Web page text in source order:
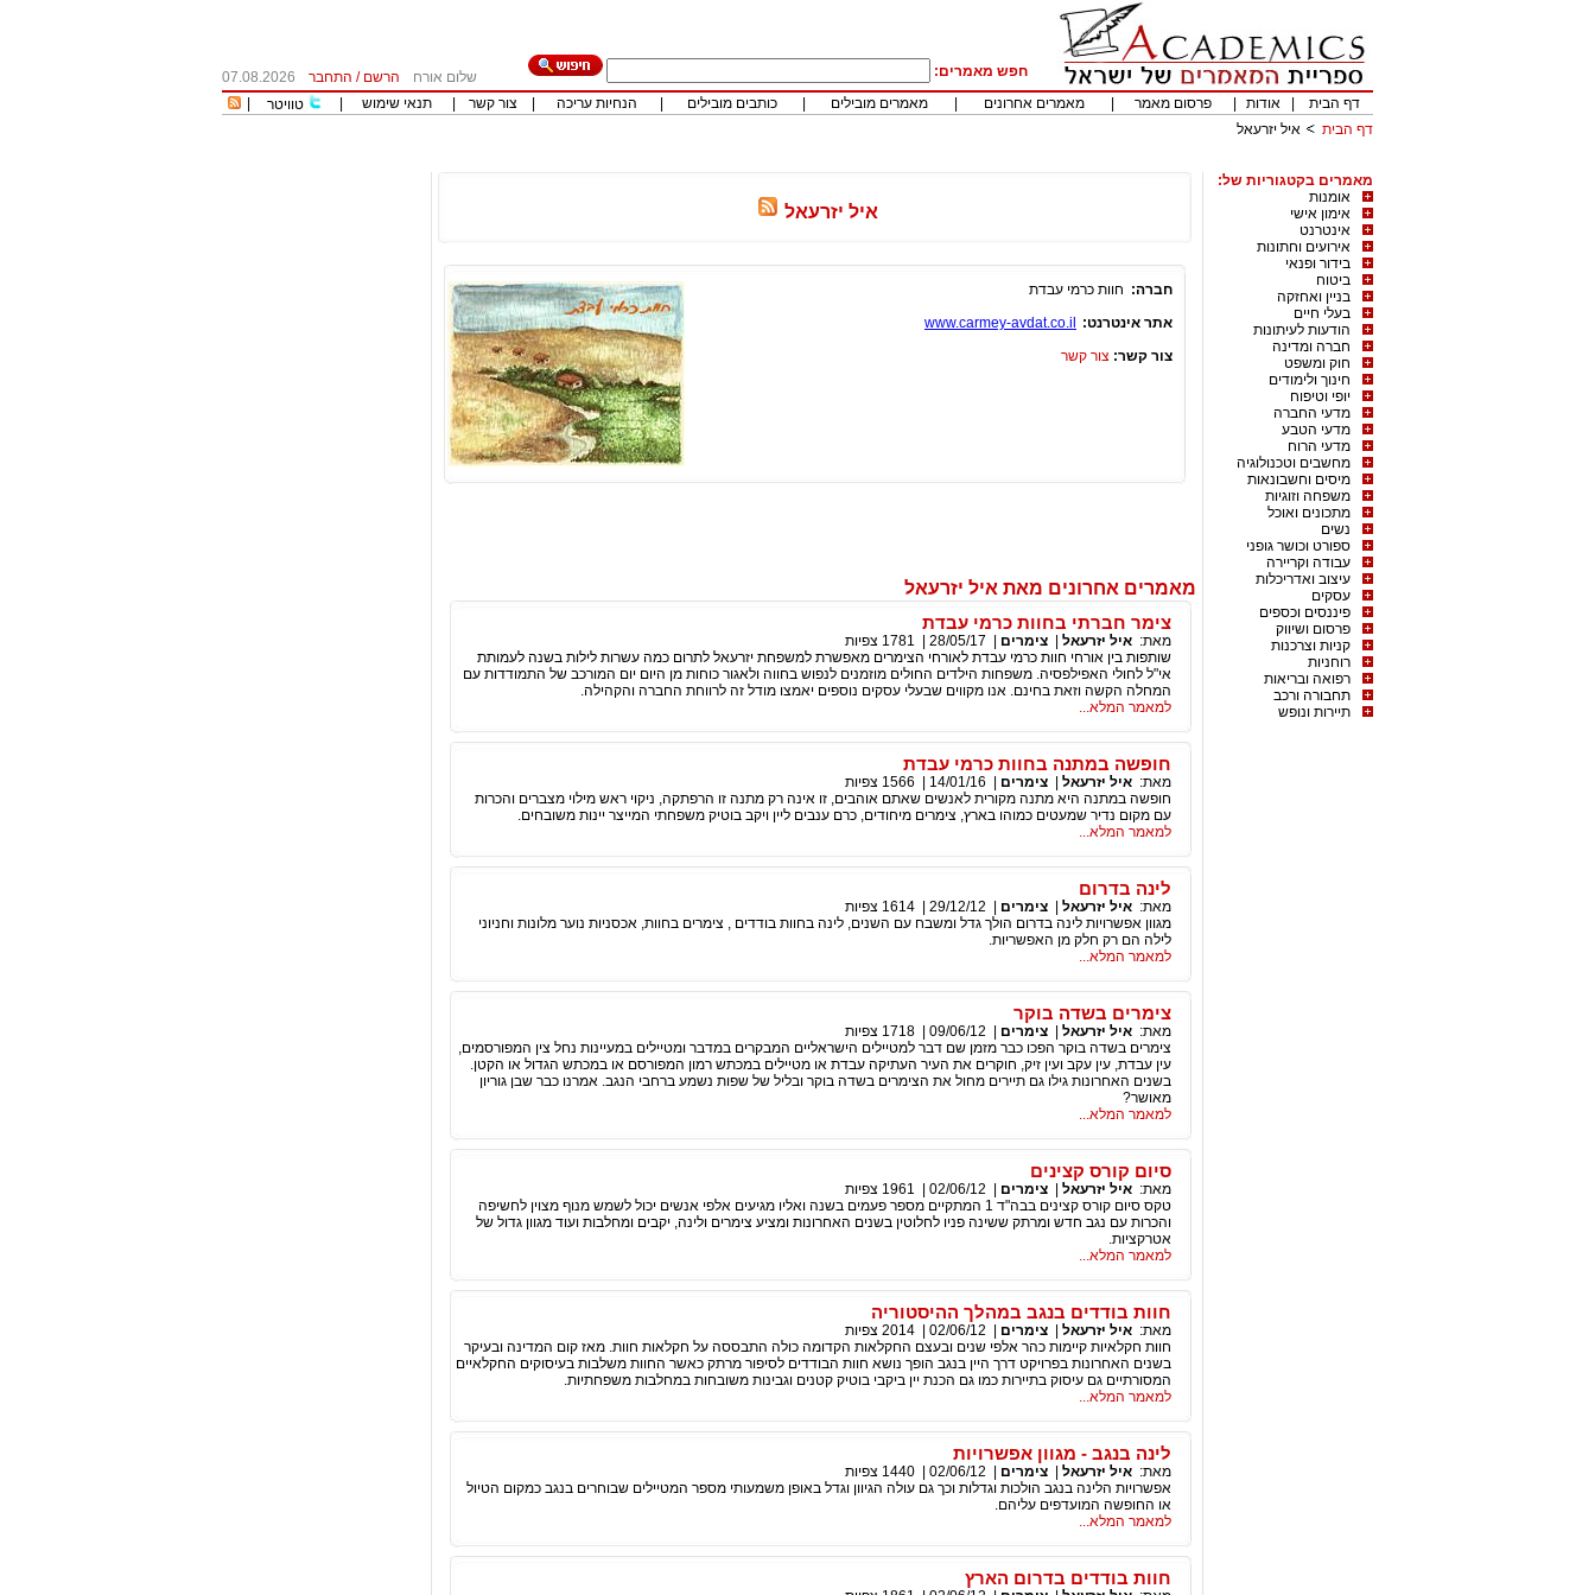
חפש מאמרים: שלום אורח הרשם / התחבר
07.08.2026
דף הבית
אודות פרסום מאמר מאמרים אחרונים מאמרים מובילים כותבים מובילים הנחיות עריכה צור קשר תנאי שימוש טוויטר
דף הבית
איל יזרעאל
מאמרים בקטגוריות של:
אומנות
אימון אישי
אינטרנט
אירועים וחתונות
בידור ופנאי
ביטוח
בניין ואחזקה
בעלי חיים
הודעות לעיתונות
חברה ומדינה
חוק ומשפט
חינוך ולימודים
יופי וטיפוח
מדעי החברה
מדעי הטבע
מדעי הרוח
מחשבים וטכנולוגיה
מיסים וחשבונאות
משפחה וזוגיות
מתכונים ואוכל
נשים
ספורט וכושר גופני
עבודה וקריירה
עיצוב ואדריכלות
עסקים
פיננסים וכספים
פרסום ושיווק
קניות וצרכנות
רוחניות
רפואה ובריאות
תחבורה ורכב
תיירות ונופש
איל יזרעאל
חברה: חוות כרמי עבדת
אתר אינטרנט:
www.carmey-avdat.co.il
צור קשר: צור קשר
מאמרים אחרונים מאת איל יזרעאל
צימר חברתי בחוות כרמי עבדת
מאת: איל יזרעאל צימרים 28/05/17
1781 צפיות
שותפות בין אורחי חוות כרמי עבדת לאורחי הצימרים מאפשרת למשפחת יזרעאל לתרום כמה עשרות לילות בשנה לעמותת
אי"ל לחולי האפילפסיה. משפחות הילדים החולים מוזמנים לנפוש בחווה ולאגור כוחות מן היום יום המורכב של התמודדות עם
המחלה הקשה וזאת בחינם. אנו מקווים שבעלי עסקים נוספים יאמצו מודל זה לרווחת החברה והקהילה.
למאמר המלא...
חופשה במתנה בחוות כרמי עבדת
מאת: איל יזרעאל צימרים 14/01/16
1566 צפיות
חופשה במתנה היא מתנה מקורית לאנשים שאתם אוהבים, זו אינה רק מתנה זו הרפתקה, ניקוי ראש מילוי מצברים והכרות
עם מקום נדיר שמעטים כמוהו בארץ, צימרים מיחודים, כרם ענבים ליין ויקב בוטיק משפחתי המייצר יינות משובחים.
למאמר המלא...
לינה בדרום
מאת: איל יזרעאל צימרים 29/12/12
1614 צפיות
מגוון אפשרויות לינה בדרום הולך גדל ומשבח עם השנים, לינה בחוות בודדים , צימרים בחוות, אכסניות נוער מלונות וחניוני
לילה הם רק חלק מן האפשריות.
למאמר המלא...
צימרים בשדה בוקר
מאת: איל יזרעאל צימרים 09/06/12
1718 צפיות
צימרים בשדה בוקר הפכו כבר מזמן שם דבר למטיילים הישראליים המבקרים במדבר ומטיילים במעיינות נחל צין המפורסמים,
עין עבדת, עין עקב ועין זיק, חוקרים את העיר העתיקה עבדת או מטיילים במכתש רמון המפורסם או במכתש הגדול או הקטן.
בשנים האחרונות גילו גם תיירים מחול את הצימרים בשדה בוקר ובליל של שפות נשמע ברחבי הנגב. אמרנו כבר שבן גוריון
מאושר?
למאמר המלא...
סיום קורס קצינים
מאת: איל יזרעאל צימרים 02/06/12
1961 צפיות
טקס סיום קורס קצינים בבה"ד 1 המתקיים מספר פעמים בשנה ואליו מגיעים אלפי אנשים יכול לשמש מנוף מצוין לחשיפה
והכרות עם נגב חדש ומרתק ששינה פניו לחלוטין בשנים האחרונות ומציע צימרים ולינה, יקבים ומחלבות ועוד מגוון גדול של
אטרקציות.
למאמר המלא...
חוות בודדים בנגב במהלך ההיסטוריה
מאת: איל יזרעאל צימרים 02/06/12
2014 צפיות
חוות חקלאיות קיימות כהר אלפי שנים ובעצם החקלאות הקדומה כולה התבססה על חקלאות חוות. מאז קום המדינה ובעיקר
בשנים האחרונות בפרויקט דרך היין בנגב הופך נושא חוות הבודדים לסיפור מרתק כאשר החוות משלבות בעיסוקים החקלאיים
המסורתיים גם עיסוק בתיירות כמו גם הכנת יין ביקבי בוטיק קטנים וגבינות משובחות במחלבות משפחתיות.
למאמר המלא...
לינה בנגב - מגוון אפשרויות
מאת: איל יזרעאל צימרים 02/06/12
1440 צפיות
אפשרויות הלינה בנגב הולכות וגדלות וכך גם עולה הגיוון וגדל באופן משמעותי מספר המטיילים שבוחרים בנגב כמקום הטיול
או החופשה המועדפים עליהם.
למאמר המלא...
חוות בודדים בדרום הארץ